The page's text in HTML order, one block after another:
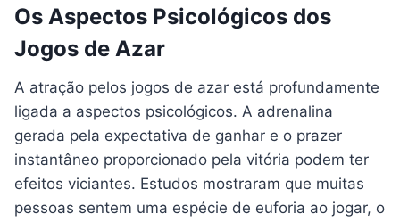
Os Aspectos Psicológicos dos
Jogos de Azar
A atração pelos jogos de azar está profundamente
ligada a aspectos psicológicos. A adrenalina
gerada pela expectativa de ganhar e o prazer
instantâneo proporcionado pela vitória podem ter
efeitos viciantes. Estudos mostraram que muitas
pessoas sentem uma espécie de euforia ao jogar, o